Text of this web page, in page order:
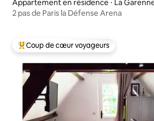
Appartement en résidence ⋅ La
ombes
2 pas de Paris la Défense Arena
Coups de cœur voyageurs les plus
Coup de cœur voyageurs